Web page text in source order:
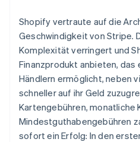
Shopify vertraute auf die
Geschwindigkeit von Stripe.
Komplexität verringert und
Finanzprodukt anbieten, das
Händlern ermöglicht, neben
schneller auf ihr Geld
Kartengebühren, monatliche
Mindestguthabengebühren
sofort ein Erfolg: In den